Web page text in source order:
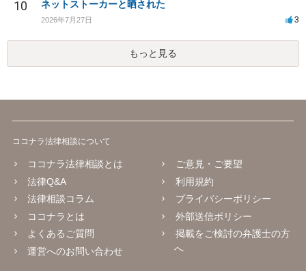
10 ネットストーカーと晒された
2026年7月27日 3
もっと見る
ココナラ法律相談について
ココナラ法律相談とは
法律Q&A
法律相談コラム
ココナラとは
よくあるご質問
運営へのお問い合わせ
ご意見・ご要望
利用規約
プライバシーポリシー
外部送信ポリシー
掲載をご検討の弁護士の方
へ